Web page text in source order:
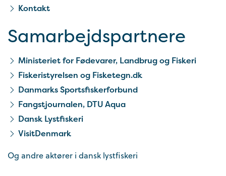
Kontakt
Samarbejds­partnere
Ministeriet for Fødevarer, Landbrug og Fiskeri
Fiskeristyrelsen og Fisketegn.dk
Danmarks Sportsfiskerforbund
Fangstjournalen, DTU Aqua
Dansk Lystfiskeri
VisitDenmark
Og andre aktører i dansk lystfiskeri